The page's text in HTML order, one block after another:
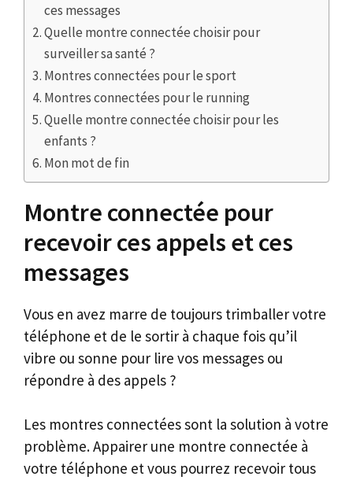
ces messages
Quelle montre connectée choisir pour
surveiller sa santé ?
Montres connectées pour le sport
Montres connectées pour le running
Quelle montre connectée choisir pour les
enfants ?
Mon mot de fin
Montre connectée pour
recevoir ces appels et ces
messages
Vous en avez marre de toujours trimballer votre
téléphone et de le sortir à chaque fois qu’il
vibre ou sonne pour lire vos messages ou
répondre à des appels ?
Les montres connectées sont la solution à votre
problème. Appairer une montre connectée à
votre téléphone et vous pourrez recevoir tous